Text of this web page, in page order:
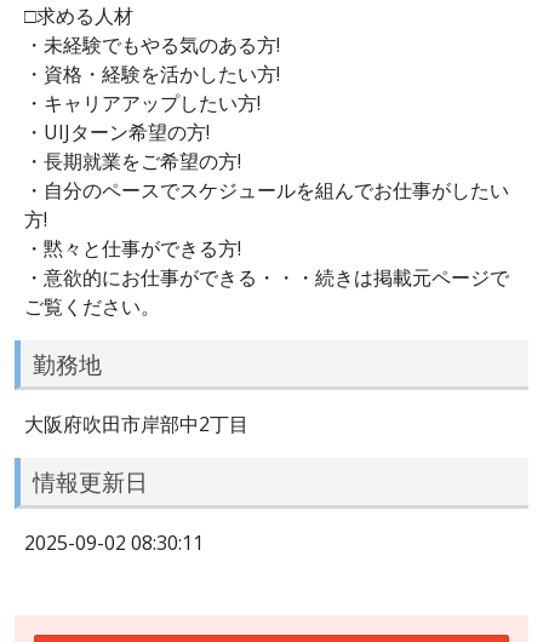
□求める人材
・未経験でもやる気のある方!
・資格・経験を活かしたい方!
・キャリアアップしたい方!
・UIJターン希望の方!
・長期就業をご希望の方!
・自分のペースでスケジュールを組んでお仕事がしたい
方!
・黙々と仕事ができる方!
・意欲的にお仕事ができる・・・続きは掲載元ページで
ご覧ください。
勤務地
大阪府吹田市岸部中2丁目
情報更新日
2025-09-02 08:30:11